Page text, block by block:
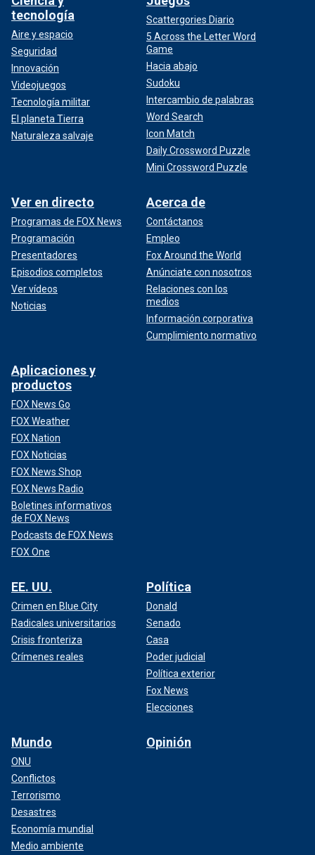
tecnología
Aire y espacio
Seguridad
Innovación
Videojuegos
Tecnología militar
El planeta Tierra
Naturaleza salvaje
Scattergories Diario
5 Across the Letter Word
Game
Hacia abajo
Sudoku
Intercambio de palabras
Word Search
Icon Match
Daily Crossword Puzzle
Mini Crossword Puzzle
Ver en directo
Programas de FOX News
Programación
Presentadores
Episodios completos
Ver vídeos
Noticias
Acerca de
Contáctanos
Empleo
Fox Around the World
Anúnciate con nosotros
Relaciones con los
medios
Información corporativa
Cumplimiento normativo
Aplicaciones y
productos
FOX News Go
FOX Weather
FOX Nation
FOX Noticias
FOX News Shop
FOX News Radio
Boletines informativos
de FOX News
Podcasts de FOX News
FOX One
EE. UU.
Crimen en Blue City
Radicales universitarios
Crisis fronteriza
Crímenes reales
Política
Donald
Senado
Casa
Poder judicial
Política exterior
Fox News
Elecciones
Mundo
ONU
Conflictos
Terrorismo
Desastres
Economía mundial
Medio ambiente
Opinión